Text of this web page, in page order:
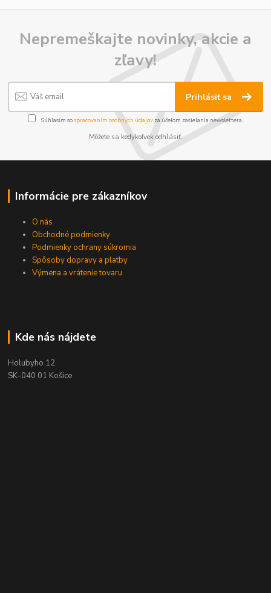
Nepremeškajte novinky, akcie a
zľavy!
Prihlásiť sa
Súhlasím sospracovaním osobných údajov za účelom zasielania newslettera.
Môžete sa kedykoľvek odhlásiť.
Informácie pre zákazníkov
O nás
Obchodné podmienky
Podmienky ochrany súkromia
Spôsoby dopravy a platby
Výmena a vrátenie tovaru
Kde nás nájdete
Holubyho 12
SK-040 01 Košice